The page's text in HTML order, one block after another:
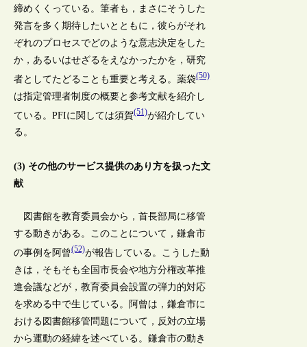
締めくくっている。筆者も，まさにそうした
発言を多く期待したいとともに，彼らがそれ
ぞれのプロセスでどのような意志決定をした
か，あるいはせざるをえなかったかを，研究
者としてたどることも重要と考える。薬袋(50)
は指定管理者制度の概要と参考文献を紹介し
ている。PFIに関しては須賀(51)が紹介してい
る。
(3) その他のサービス提供のあり方を扱った文
献
図書館を教育委員会から，首長部局に移管
する動きがある。このことについて，鎌倉市
の事例を阿曾(52)が報告している。こうした動
きは，そもそも全国市長会や地方分権改革推
進会議などが，教育委員会設置の弾力的対応
を求める中で生じている。阿曾は，鎌倉市に
おける図書館移管問題について，反対の立場
から運動の経緯を述べている。鎌倉市の動き